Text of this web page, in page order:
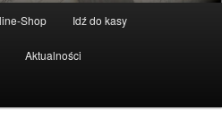
Shop Idź do kasy
Aktualności